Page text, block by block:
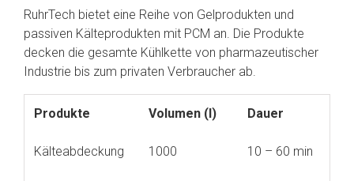
RuhrTech bietet eine Reihe von Gelprodukten und
passiven Kälteprodukten mit PCM an. Die Produkte
decken die gesamte Kühlkette von pharmazeutischer
Industrie bis zum privaten Verbraucher ab.
Produkte Volumen (l) Dauer
Kälteabdeckung 1000 10 – 60 min